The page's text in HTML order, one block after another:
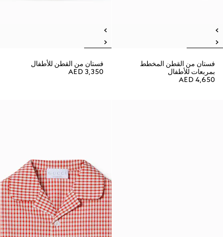
فستان من القطن المخطط
بمربعات للأطفال
AED 4,650
فستان من القطن للأطفال
AED 3,350